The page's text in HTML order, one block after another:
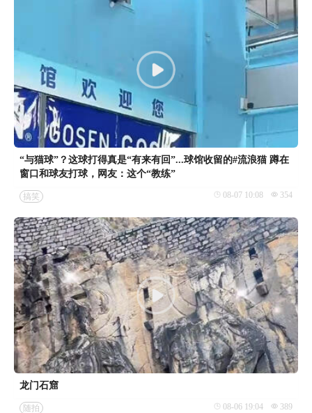
“与猫球”？这球打得真是“有来有回”...球馆收留的#流浪猫 蹲在
窗口和球友打球，网友：这个“教练”
搞笑 08-07 10:08 354
龙门石窟
随拍 08-06 19:04 389